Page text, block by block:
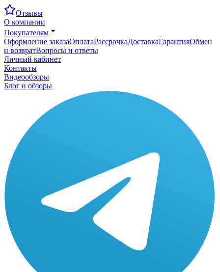
Отзывы
О компании
Покупателям
Оформление заказаОплатаРассрочкаДоставкаГарантияОбмен
и возвратВопросы и ответы
Личный кабинет
Контакты
Видеообзоры
Блог и обзоры